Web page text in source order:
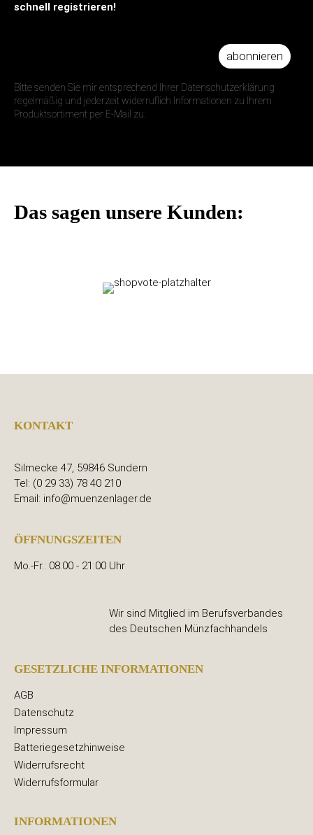
schnell registrieren!
abonnieren
Bitte senden Sie mir entsprechend Ihrer Datenschutzerklärung
regelmäßig und jederzeit widerruflich Informationen zu Ihrem
Produktsortiment per E-Mail zu.
Das sagen unsere Kunden:
KONTAKT
Silmecke 47, 59846 Sundern
Tel: (0 29 33) 78 40 210
Email: info@muenzenlager.de
ÖFFNUNGSZEITEN
Mo.-Fr.: 08:00 - 21:00 Uhr
Wir sind Mitglied im Berufsverbandes
des Deutschen Münzfachhandels
GESETZLICHE INFORMATIONEN
AGB
Datenschutz
Impressum
Batteriegesetzhinweise
Widerrufsrecht
Widerrufsformular
INFORMATIONEN